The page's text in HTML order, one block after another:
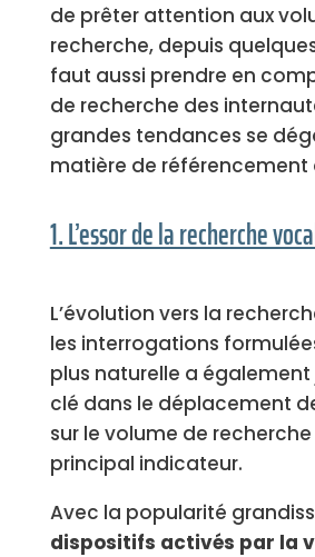
de prêter attention aux
recherche, depuis
faut aussi prendre en
de recherche des
grandes tendances se
matière de référencement
1. L’essor de la recherche
L’évolution vers la
les interrogations
plus naturelle a également
clé dans le déplacement
sur le volume de
principal indicateur.
Avec la popularité
dispositifs activés par la